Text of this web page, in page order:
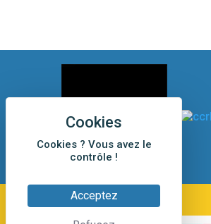
Cookies ? Vous avez le
contrôle !
Acceptez